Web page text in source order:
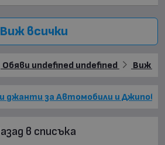
Виж всички
Обяви undefined undefined Виж
джанти за Автомобили и Джипове
в списъка